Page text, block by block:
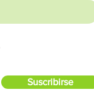
Suscribirse